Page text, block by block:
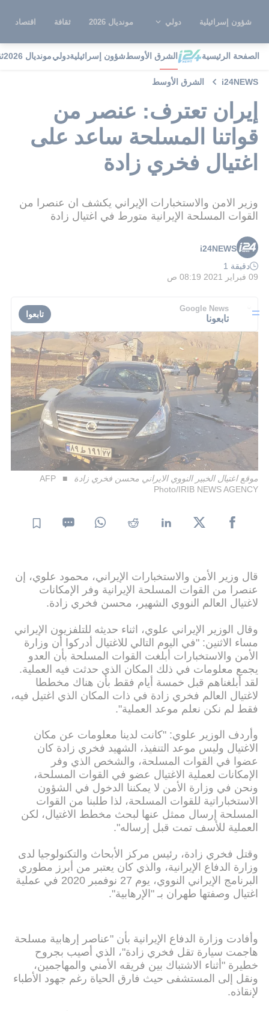
شؤون إسرائيلية دولي مونديال 2026 ثقافة اقتصاد
الصفحة الرئيسية الشرق الأوسطشؤون إسرائيليةدوليمونديال 2026
i24NEWS الشرق الأوسط
إيران تعترف: عنصر من
قواتنا المسلحة ساعد على
اغتيال فخري زادة
وزير الامن والاستخبارات الإيراني يكشف ان عنصرا من
القوات المسلحة الإيرانية متورط في اغتيال زادة
i24NEWS
دقيقة 1
09 فبراير 2021 08:19 ص
Google News
تابعونا تابعوا
موقع اغتيال الخبير النووي الايراني محسن فخري زادة
AFP
Photo/IRIB NEWS AGENCY
قال وزير الأمن والاستخبارات الإيراني، محمود علوي، إن
عنصرا من القوات المسلحة الإيرانية وفر الإمكانات
لاغتيال العالم النووي الشهير، محسن فخري زادة.
وقال الوزير الإيراني علوي، اثناء حديثه للتلفزيون الإيراني
مساء الاثنين: "في اليوم التالي للاغتيال أدركوا أن وزارة
الأمن والاستخبارات أبلغت القوات المسلحة بأن العدو
يجمع معلومات في ذلك المكان الذي حدثت فيه العملية.
لقد أبلغناهم قبل خمسة أيام فقط بأن هناك مخططا
لاغتيال العالم فخري زادة في ذات المكان الذي اغتيل فيه،
فقط لم نكن نعلم موعد العملية".
وأردف الوزير علوي: "كانت لدينا معلومات عن مكان
الاغتيال وليس موعد التنفيذ، الشهيد فخري زادة كان
عضوا في القوات المسلحة، والشخص الذي وفر
الإمكانات لعملية الاغتيال عضو في القوات المسلحة،
ونحن في وزارة الأمن لا يمكننا الدخول في الشؤون
الاستخباراتية للقوات المسلحة، لذا طلبنا من القوات
المسلحة إرسال ممثل عنها لبحث مخطط الاغتيال، لكن
العملية للأسف تمت قبل إرساله".
وقتل فخري زادة، رئيس مركز الأبحاث والتكنولوجيا لدى
وزارة الدفاع الإيرانية، والذي كان يعتبر من أبرز مطوري
البرنامج الإيراني النووي، يوم 27 نوفمبر 2020 في عملية
اغتيال وصفتها طهران بـ "الإرهابية".
وأفادت وزارة الدفاع الإيرانية بأن "عناصر إرهابية مسلحة
هاجمت سيارة تقل فخري زادة"، الذي أصيب بجروح
خطيرة "أثناء الاشتباك بين فريقه الأمني والمهاجمين،
ونقل إلى المستشفى حيث فارق الحياة رغم جهود الأطباء
لإنقاذه.